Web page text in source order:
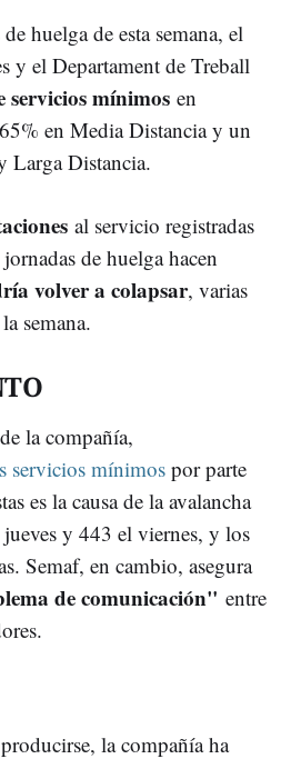
huelga de esta semana, el
y el Departament de Treball
servicios mínimos en
en Media Distancia y un
Larga Distancia.
al servicio registradas
de huelga hacen
volver a colapsar, varias
semana.
la compañía,
servicios mínimos por parte
es la causa de la avalancha
y 443 el viernes, y los
Semaf, en cambio, asegura
de comunicación" entre
la compañía ha